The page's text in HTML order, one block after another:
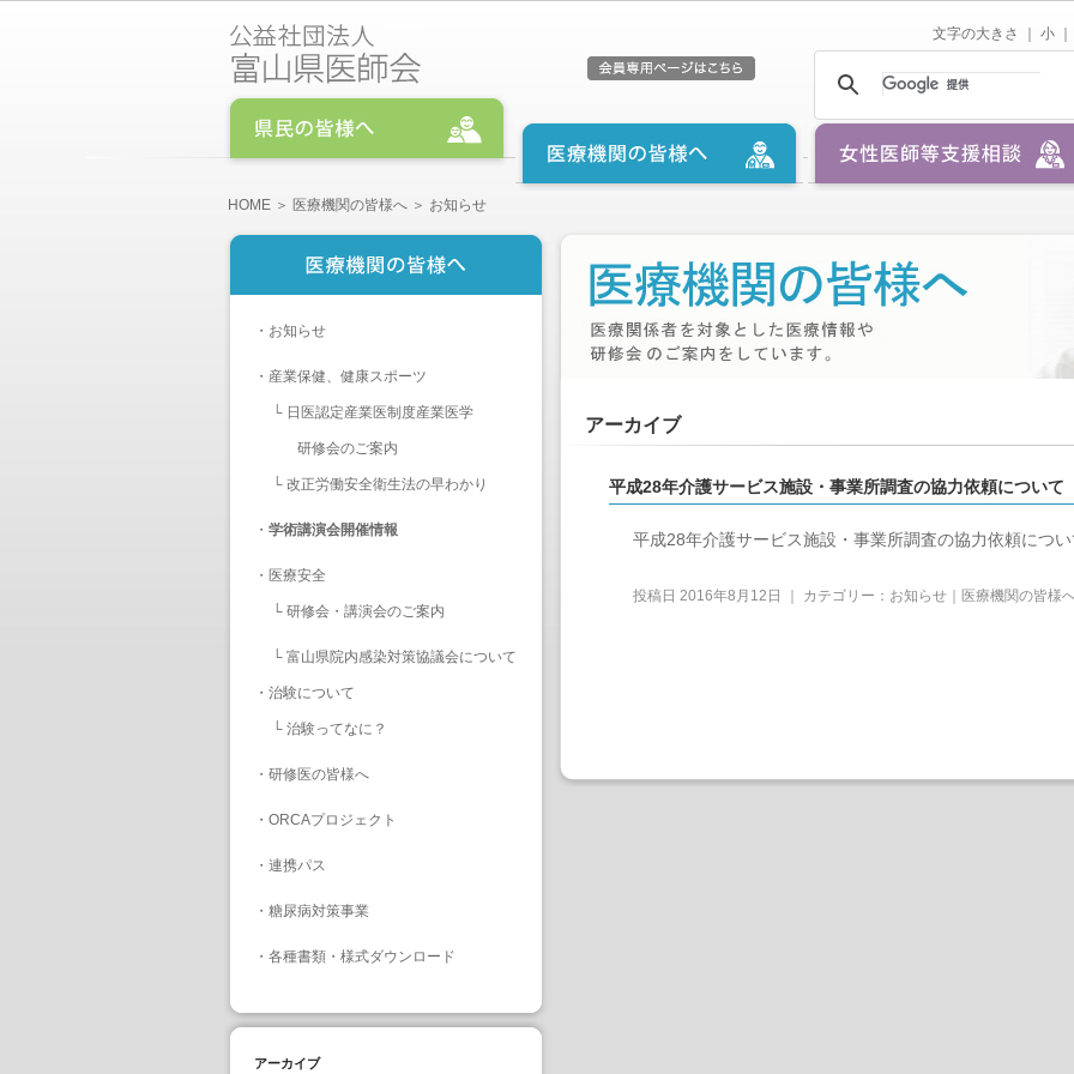
文字の大きさ ｜ 小
HOME ＞ 医療機関の皆様へ ＞ お知らせ
・ お知らせ
・ 産業保健、健康スポーツ
└ 日医認定産業医制度産業医学
研修会のご案内
└ 改正労働安全衛生法の早わかり
・ 学術講演会開催情報
・ 医療安全
└ 研修会・講演会のご案内
└ 富山県院内感染対策協議会について
・ 治験について
└ 治験ってなに？
・ 研修医の皆様へ
・ ORCAプロジェクト
・ 連携パス
・ 糖尿病対策事業
・ 各種書類・様式ダウンロード
アーカイブ
アーカイブ
平成28年介護サービス施設・事業所調査の協力依頼について
平成28年介護サービス施設・事業所調査の協力依頼につい
投稿日 2016年8月12日 ｜ カテゴリー： お知らせ｜医療機関の皆様